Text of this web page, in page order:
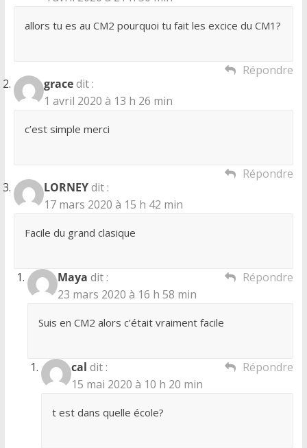
allors tu es au CM2 pourquoi tu fait les excice du CM1?
Répondre
gracedit :
1 avril 2020 à 13 h 26 min
c’est simple merci
Répondre
LORNEYdit :
17 mars 2020 à 15 h 42 min
Facile du grand clasique
Répondre
Maya dit :
23 mars 2020 à 16 h 58 min
Suis en CM2 alors c’était vraiment facile
Répondre
cal dit :
15 mai 2020 à 10 h 20 min
t est dans quelle école?